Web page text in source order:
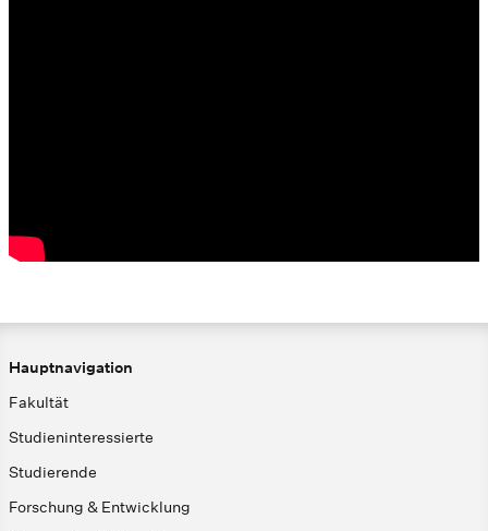
Hauptnavigation
Fakultät
Studieninteressierte
Studierende
Forschung & Entwicklung